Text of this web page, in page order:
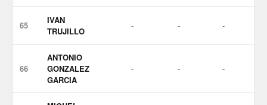
65
IVAN
TRUJILLO
- - -
66
ANTONIO
GONZALEZ
GARCIA
- - -